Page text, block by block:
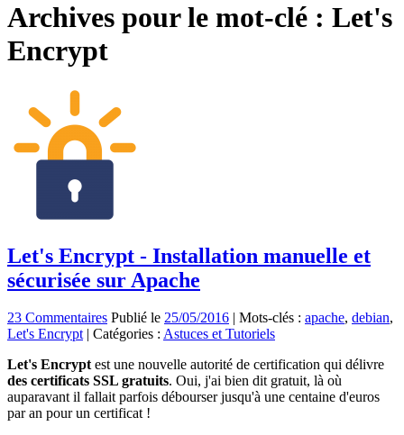
Archives pour le mot-clé : Let's
Encrypt
Let's Encrypt - Installation manuelle et
sécurisée sur Apache
23 Commentaires Publié le 25/05/2016 Mots-clés : apache, debian,
Let's Encrypt
Catégories : Astuces et Tutoriels
Let's Encryptest une nouvelle autorité de certification qui délivre
des certificats SSL gratuits. Oui, j'ai bien dit gratuit, là où
auparavant il fallait parfois débourser jusqu'à une centaine d'euros
par an pour un certificat !